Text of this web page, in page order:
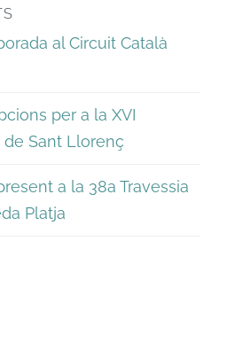
al Circuit Català
per a la XVI
de Sant Llorenç
a la 38a Travessia
Platja